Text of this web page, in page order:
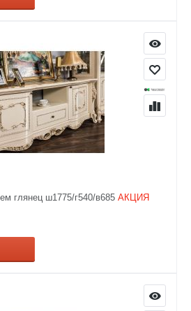
глянец ш1775/г540/в685 АКЦИЯ